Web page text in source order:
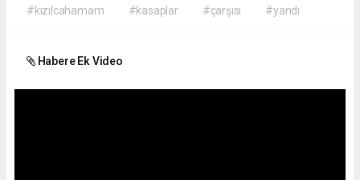
#kızılcahamam #kasaplar #çarşısı #yandı
Habere Ek Video